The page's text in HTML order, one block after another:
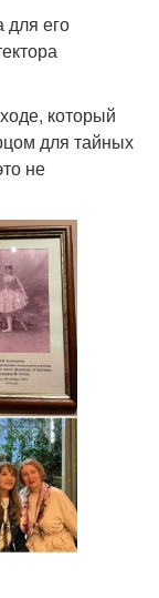
для его
который
для тайных
не